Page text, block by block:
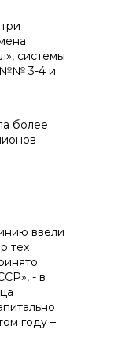
системы
№№ 3-4 и
более
ввели
тех
- в
году –